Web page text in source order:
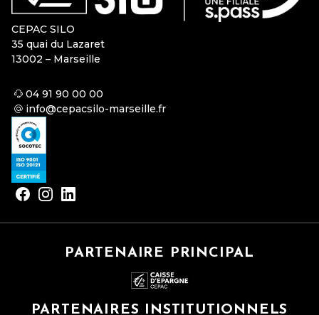
CEPAC SILO
35 quai du Lazaret
13002 – Marseille
04 91 90 00 00
info@cepacsilo-marseille.fr
PARTENAIRE PRINCIPAL
PARTENAIRES INSTITUTIONNELS